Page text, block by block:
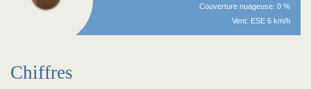
Couverture nuageuse: 0 %
Vent: ESE 6 km/h
Chiffres